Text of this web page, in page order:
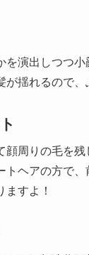
演出しつつ小
が揺れるので
周りの毛を残
トヘアの方で
ますよ！